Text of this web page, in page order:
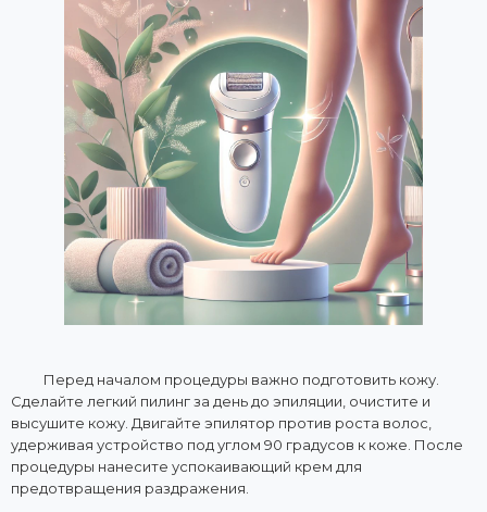
Перед началом процедуры важно подготовить кожу.
Сделайте легкий пилинг за день до эпиляции, очистите и
высушите кожу. Двигайте эпилятор против роста волос,
удерживая устройство под углом 90 градусов к коже. После
процедуры нанесите успокаивающий крем для
предотвращения раздражения.